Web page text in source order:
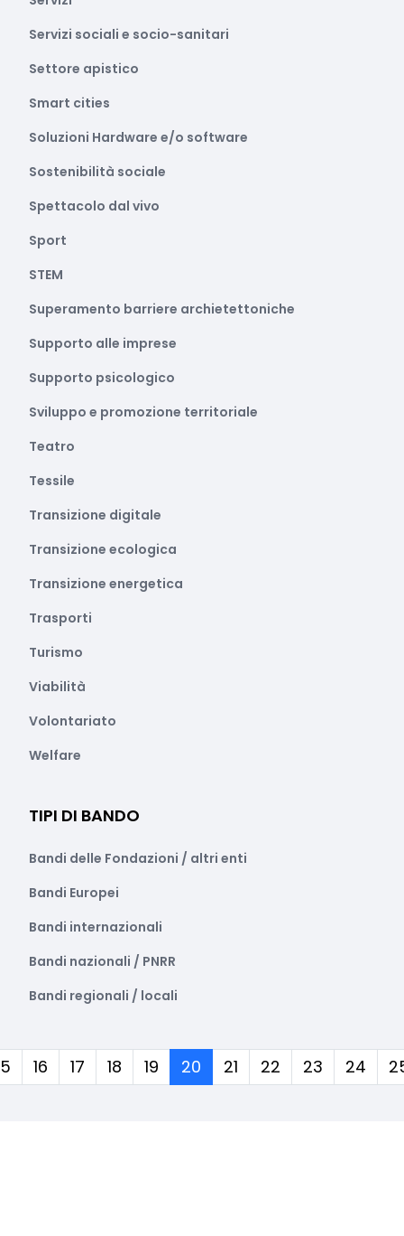
Servizi sociali e socio-sanitari
Settore apistico
Smart cities
Soluzioni Hardware e/o software
Sostenibilità sociale
Spettacolo dal vivo
Sport
STEM
Superamento barriere archietettoniche
Supporto alle imprese
Supporto psicologico
Sviluppo e promozione territoriale
Teatro
Tessile
Transizione digitale
Transizione ecologica
Transizione energetica
Trasporti
Turismo
Viabilità
Volontariato
Welfare
TIPI DI BANDO
Bandi delle Fondazioni / altri enti
Bandi Europei
Bandi internazionali
Bandi nazionali / PNRR
Bandi regionali / locali
16 17 18 19 20(corrente)
21 22 23 24